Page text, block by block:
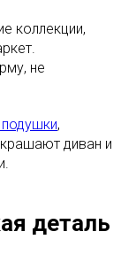
коллекции,
не
,
диван и
деталь